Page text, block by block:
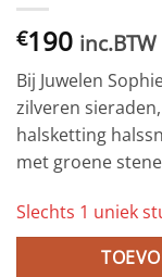
€190 inc.BTW
Bij Juwelen
zilveren
halsketting
met groene
Slechts 1 uniek